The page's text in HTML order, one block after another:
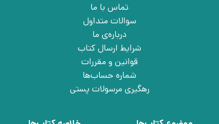
تماس با ما
سوالات متداول
درباره‌ی ما
شرایط ارسال کتاب
قوانین و مقررات
شماره حساب‌ها
رهگیری مرسولات پستی